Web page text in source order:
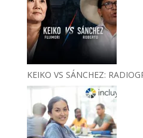
KEIKO VS SÁNCHEZ: